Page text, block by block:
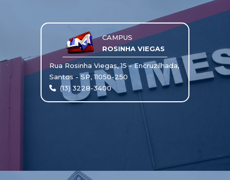
CAMPUS
ROSINHA VIEGAS
Rua Rosinha Viegas, 15 - Encruzilhada,
Santos - SP, 11050-250
(13) 3228-3400